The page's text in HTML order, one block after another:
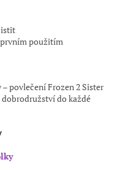
použitím
povlečení Frozen 2 Sister
do každé